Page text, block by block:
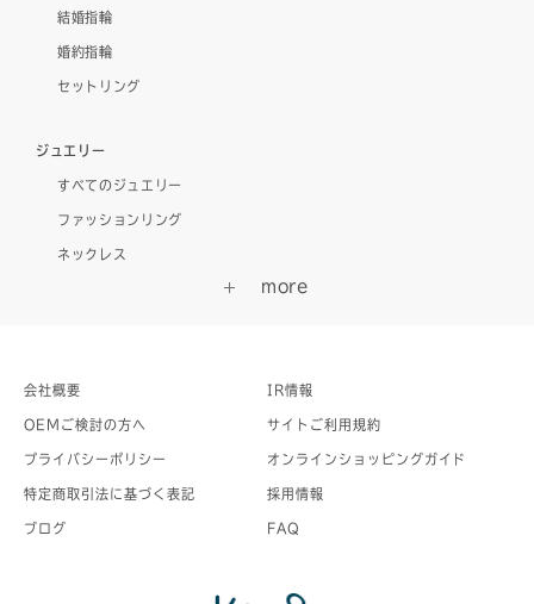
結婚指輪
婚約指輪
セットリング
ジュエリー
すべてのジュエリー
ファッションリング
ネックレス
会社概要 IR情報
OEMご検討の方へ サイトご利用規約
プライバシーポリシー オンラインショッピングガイド
特定商取引法に基づく表記 採用情報
ブログ FAQ